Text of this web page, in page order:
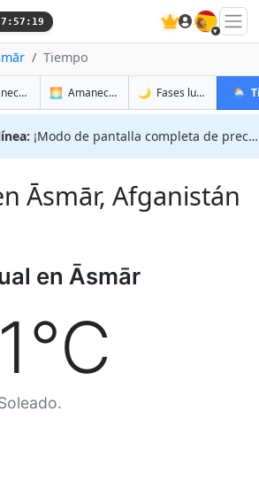
🇪🇸
Tiempo
Amanecer y atardecer en Āsmār
🌅 Amanecer y atardecer mañana en
🌙 Fases lunares en
🌦️
¡Modo de pantalla completa de precisión!
Āsmār, Afganistán
en Āsmār